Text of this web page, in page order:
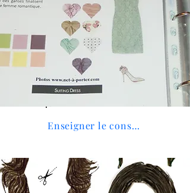
Enseigner le conseil en image